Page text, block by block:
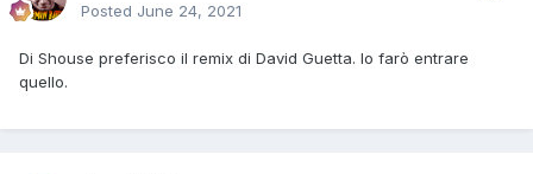
Posted June 24, 2021
Di Shouse preferisco il remix di David Guetta. Io farò entrare
quello.